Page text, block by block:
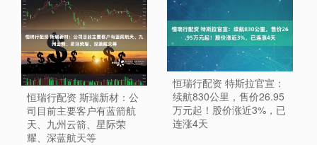
恒瑞行配资 斯瑞新材：公
司目前主要客户有蓝箭航
天、九州云箭、星际荣
耀、深蓝航天等
恒瑞行配资 特斯拉官宣：
续航830公里，售价26.95
万元起！股价涨近3%，已
连涨4天